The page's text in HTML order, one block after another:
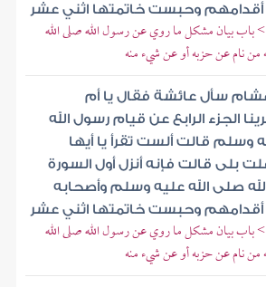
وحبست خاتمتها اثني عشر
باب بيان مشكل ما روي عن رسول الله صلى الله
من نام عن حزبه أو عن شيء منه
سأل عائشة فقال يا أم
الجزء الرابع عن قيام رسول الله
وسلم قالت ألست تقرأ يا أيها
بلى قالت فإنه أنزل أول السورة
صلى الله عليه وسلم وأصحابه
وحبست خاتمتها اثني عشر
باب بيان مشكل ما روي عن رسول الله صلى الله
من نام عن حزبه أو عن شيء منه